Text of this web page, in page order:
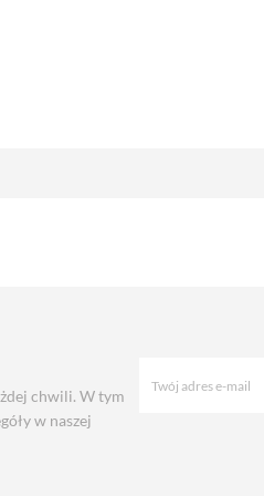
chwili. W tym
w naszej